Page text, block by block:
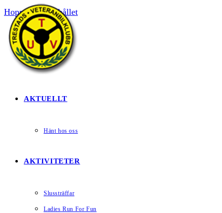
Hoppa till innehållet
HEM
AKTUELLT
Hänt hos oss
AKTIVITETER
Slussträffar
Ladies Run For Fun